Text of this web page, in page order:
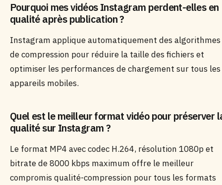
Pourquoi mes vidéos Instagram perdent-elles en
qualité après publication ?
Instagram applique automatiquement des algorithmes
de compression pour réduire la taille des fichiers et
optimiser les performances de chargement sur tous les
appareils mobiles.
Quel est le meilleur format vidéo pour préserver
qualité sur Instagram ?
Le format MP4 avec codec H.264, résolution 1080p et
bitrate de 8000 kbps maximum offre le meilleur
compromis qualité-compression pour tous les formats